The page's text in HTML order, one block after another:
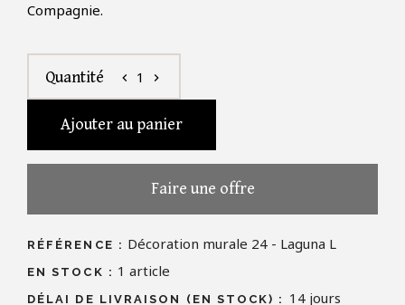
Compagnie.
Quantité chevron_left 1 chevron_right
Ajouter au panier
Faire une offre
RÉFÉRENCE : Décoration murale 24 - Laguna L
EN STOCK : 1 article
DÉLAI DE LIVRAISON (EN STOCK) : 14 jours